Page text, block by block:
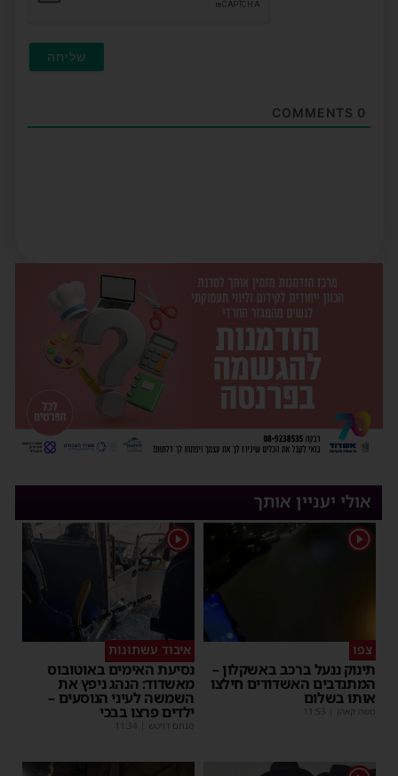
0
אולי יעניין אותך
1
צפו
תינוק ננעל ברכב באשקלון –
המתנדבים האשדודים חילצו
אותו בשלום
משה קאהן 11:53
1
איבוד עשתונות
נסיעת האימים באוטובוס
מאשדוד: הנהג ניפץ את
השמשה לעיני הנוסעים –
ילדים פרצו בבכי
מנחם דויטש 11:34